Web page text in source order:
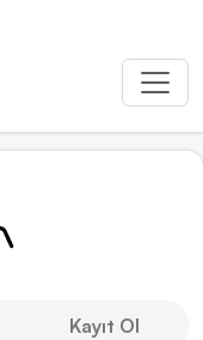
Kayıt Ol